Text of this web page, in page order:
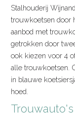
Stalhouderij
trouwkoetsen door
aanbod met
getrokken door
ook kiezen voor 4
alle trouwkoetsen.
in blauwe
hoed.